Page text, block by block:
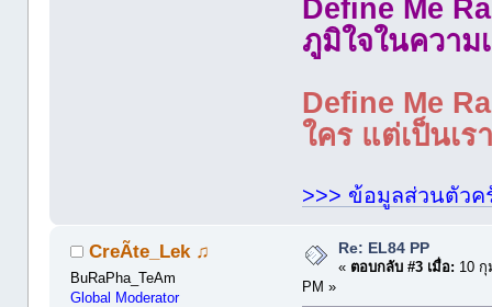
Define Me
ภูมิใจในความ
Define Me
ใคร แต่เป็นเ
>>> ข้อมูลส่วนตัวค
CreÃte_Lek ♫
BuRaPha_TeAm
Global Moderator
Re: EL84 PP
« ตอบกลับ #3 เมื่อ: 10
PM »